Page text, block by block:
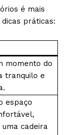
é mais
práticas:
momento do
tranquilo e
espaço
cadeira